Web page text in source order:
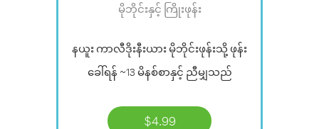
မိုဘိုင်းနှင့် ကြိုးဖုန်း
နယူး ကာလီဒိုးနီးယား မိုဘိုင်းဖုန်းသို့ ဖုန်း
ခေါ်ရန် ~13 မိနစ်စာနှင့် ညီမျှသည်
$4.99